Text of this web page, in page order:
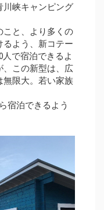
川峡キャンピング
こと、より多くの
るよう、新コテー
で宿泊できるよ
、この新型は、広
無限大。若い家族
宿泊できるよう